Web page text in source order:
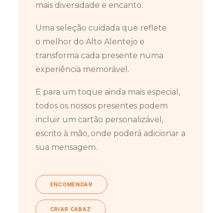
mais diversidade e encanto.
Uma seleção cuidada que reflete
o melhor do Alto Alentejo e
transforma cada presente numa
experiência memorável.
E para um toque ainda mais especial,
todos os nossos presentes podem
incluir um cartão personalizável,
escrito à mão, onde poderá adicionar a
sua mensagem.
ENCOMENDAR
CRIAR CABAZ